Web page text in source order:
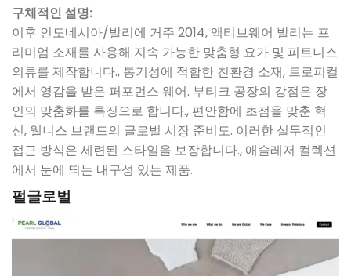
구체적인 설명:
이후 인도네시아/발리에 거주 2014, 액티브웨어 발리는 프
리미엄 소재를 사용해 지속 가능한 맞춤형 요가 및 피트니스
의류를 제작합니다., 통기성에 적합한 친환경 소재, 트로피컬
에서 영감을 받은 퍼포먼스 웨어. 부티크 공장의 강점은 장
인의 맞춤화를 특징으로 합니다., 편안함에 초점을 맞춘 혁
신, 웰니스 브랜드의 글로벌 시장 준비도. 이러한 실무적인
접근 방식은 세련된 스타일을 보장합니다., 애슬레저 컬렉션
에서 눈에 띄는 내구성 있는 제품.
펄글로벌